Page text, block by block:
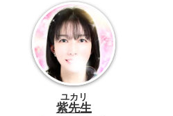
ユカリ
紫先生